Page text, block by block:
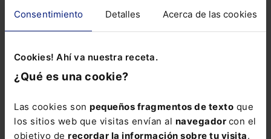
Consentimiento Detalles Acerca de las cookies
Cookies! Ahí va nuestra receta.
¿Qué es una cookie?
Las cookies son pequeños fragmentos de texto que
los sitios web que visitas envían al navegador con el
objetivo de recordar la información sobre tu visita.
DERECHO DESEMPLEO TRABAJADORES DE HOGAR
DESORDEN
DÍA INTERNACIONAL DE LA ABOGACÍA JOVEN
DIMISIÓN DISOLUCIÓN DE SOCIEDAD
FORMULARIOS TRIBUTARIOS HABEAS CORPUS